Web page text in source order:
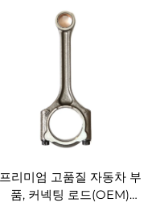
프리미엄 고품질 자동차 부
품, 커넥팅 로드(OEM)